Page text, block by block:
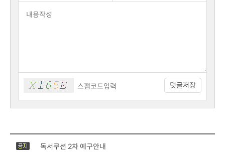
덧글저장
독서쿠션 2차 예구안내